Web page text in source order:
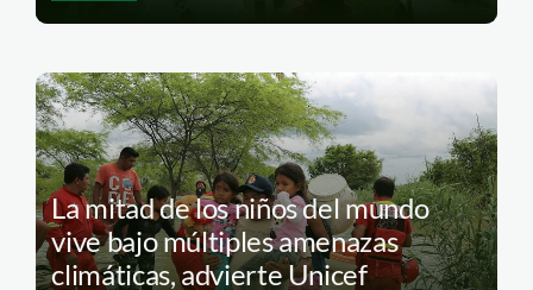
La mitad de los niños del mundo
vive bajo múltiples amenazas
climáticas, advierte Unicef